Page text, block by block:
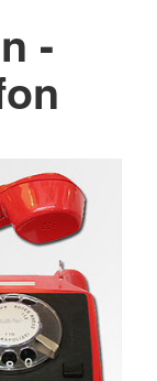
-